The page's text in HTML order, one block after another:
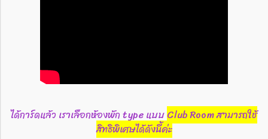
ได้การ์ดแล้ว เราเลือกห้องพัก type แบบClub Room สามารถใช้
สิทธิพิเศษได้ดังนี้ค่ะ